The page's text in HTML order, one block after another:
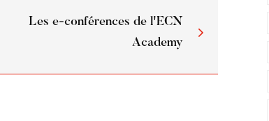
Les e-conférences de l'ECN
Academy